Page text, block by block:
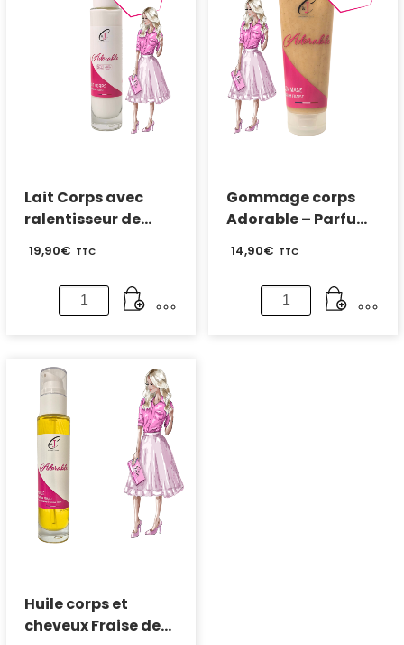
Lait Corps avec
ralentisseur de
Fraise des bois
19,90€ TTC
quantité
de
avec
ralentisseur
de
repousse
–
Parfum
Fraise
des
bois
Gommage corps
Adorable – Parfum
14,90€ TTC
quantité
de
Huile corps et
cheveux Fraise des